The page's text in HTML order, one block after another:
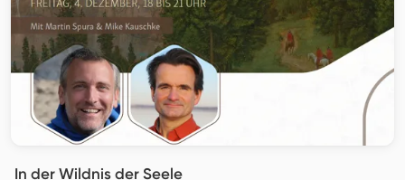
In der Wildnis der Seele